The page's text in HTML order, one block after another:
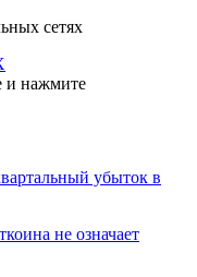
сетях
и нажмите
убыток в
не означает